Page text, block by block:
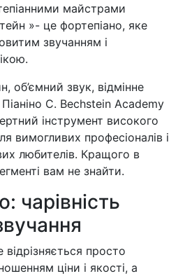
майстрами
»- це фортепіано, яке
звучанням і
об’ємний звук, відмінне
C. Bechstein Academy
інструмент високого
вимогливих професіоналів і
любителів. Кращого в
вам не знайти.
чарівність
відрізняється просто
ціни і якості, а